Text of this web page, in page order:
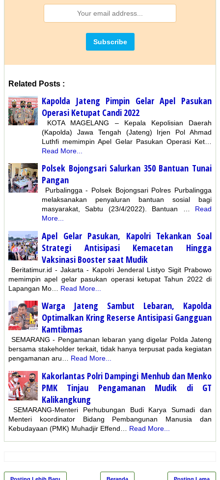
Related Posts :
Kapolda Jateng Pimpin Gelar Apel Pasukan
Operasi Ketupat Candi 2022
KOTA MAGELANG – Kepala Kepolisian Daerah
(Kapolda) Jawa Tengah (Jateng) Irjen Pol Ahmad
Luthfi memimpin Apel Gelar Pasukan Operasi Ket…
Read More...
Polsek Bojongsari Salurkan 350 Bantuan Tunai
Pangan
Purbalingga - Polsek Bojongsari Polres Purbalingga
melaksanakan penyaluran bantuan sosial bagi
masyarakat, Sabtu (23/4/2022). Bantuan …
Read
More...
Apel Gelar Pasukan, Kapolri Tekankan Soal
Strategi Antisipasi Kemacetan Hingga
Vaksinasi Booster saat Mudik
Beritatimur.id - Jakarta - Kapolri Jenderal Listyo Sigit Prabowo
memimpin apel gelar pasukan operasi ketupat Tahun 2022 di
Lapangan Mo…
Read More...
Warga Jateng Sambut Lebaran, Kapolda
Optimalkan Kring Reserse Antisipasi Gangguan
Kamtibmas
SEMARANG - Pengamanan lebaran yang digelar Polda Jateng
bersama stakeholder terkait, tidak hanya terpusat pada kegiatan
pengamanan aru… Read More...
Kakorlantas Polri Dampingi Menhub dan Menko
PMK Tinjau Pengamanan Mudik di GT
Kalikangkung
SEMARANG-Menteri Perhubungan Budi Karya Sumadi dan
Menteri koordinator Bidang Pembangunan Manusia dan
Kebudayaan (PMK) Muhadjir Effend…
Read More...